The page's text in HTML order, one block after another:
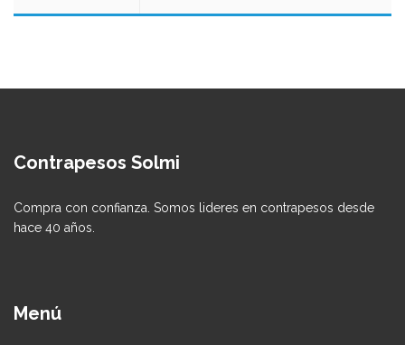
Contrapesos Solmi
Compra con confianza. Somos lideres en contrapesos desde
hace 40 años.
Menú